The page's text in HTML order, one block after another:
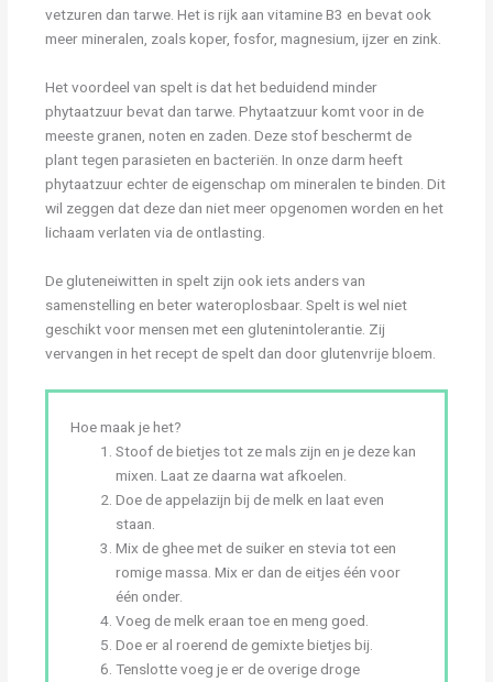
vetzuren dan tarwe. Het is rijk aan vitamine B3 en bevat ook
meer mineralen, zoals koper, fosfor, magnesium, ijzer en zink.
Het voordeel van spelt is dat het beduidend minder
phytaatzuur bevat dan tarwe. Phytaatzuur komt voor in de
meeste granen, noten en zaden. Deze stof beschermt de
plant tegen parasieten en bacteriën. In onze darm heeft
phytaatzuur echter de eigenschap om mineralen te binden. Dit
wil zeggen dat deze dan niet meer opgenomen worden en het
lichaam verlaten via de ontlasting.
De gluteneiwitten in spelt zijn ook iets anders van
samenstelling en beter wateroplosbaar. Spelt is wel niet
geschikt voor mensen met een glutenintolerantie. Zij
vervangen in het recept de spelt dan door glutenvrije bloem.
Hoe maak je het?
Stoof de bietjes tot ze mals zijn en je deze kan
mixen. Laat ze daarna wat afkoelen.
Doe de appelazijn bij de melk en laat even
staan.
Mix de ghee met de suiker en stevia tot een
romige massa. Mix er dan de eitjes één voor
één onder.
Voeg de melk eraan toe en meng goed.
Doe er al roerend de gemixte bietjes bij.
Tenslotte voeg je er de overige droge